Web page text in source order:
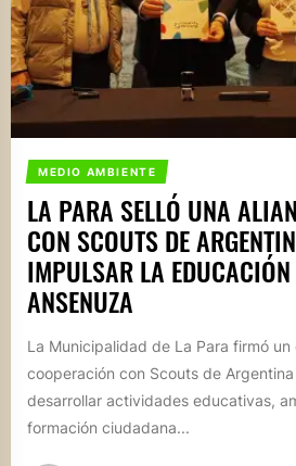
MEDIO AMBIENTE
LA PARA SELLÓ UNA
CON SCOUTS DE
IMPULSAR LA
ANSENUZA
La Municipalidad de La Para firmó
cooperación con Scouts de
desarrollar actividades educativas,
formación ciudadana...